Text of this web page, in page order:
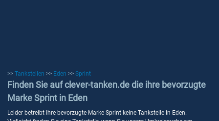
>> Tankstellen >> Eden >> Sprint
Finden Sie auf clever-tanken.de die ihre bevorzugte
Marke Sprint in Eden
Leider betreibt Ihre bevorzugte Marke Sprint keine Tankstelle in Eden.